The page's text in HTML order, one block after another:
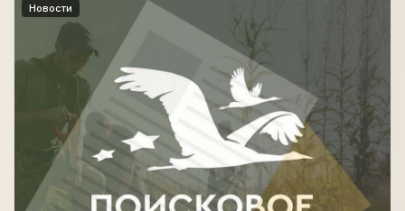
Новости